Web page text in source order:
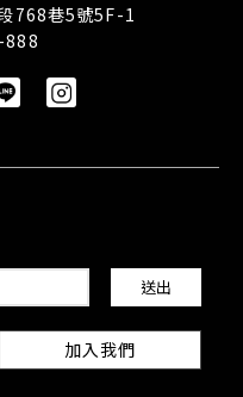
768巷5號5F-1
加入我們